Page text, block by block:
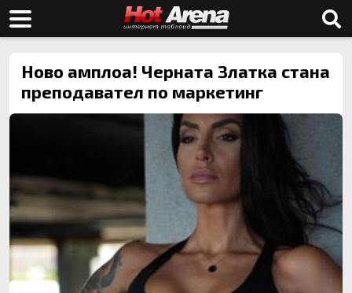
Ново амплоа! Черната Златка стана
преподавател по маркетинг